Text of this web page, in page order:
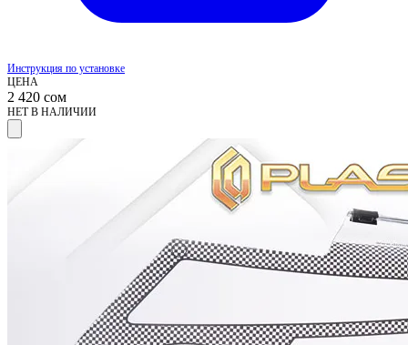
Инструкция по установке
ЦЕНА
2 420 сом
НЕТ В НАЛИЧИИ